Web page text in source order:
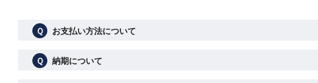
Ｑ お支払い方法について
Ｑ 納期について